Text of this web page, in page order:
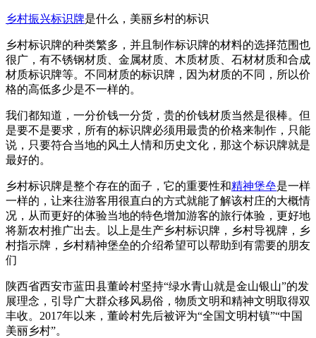
乡村振兴标识牌是什么，美丽乡村的标识
乡村标识牌的种类繁多，并且制作标识牌的材料的选择范围也
很广，有不锈钢材质、金属材质、木质材质、石材材质和合成
材质标识牌等。不同材质的标识牌，因为材质的不同，所以价
格的高低多少是不一样的。
我们都知道，一分价钱一分货，贵的价钱材质当然是很棒。但
是要不是要求，所有的标识牌必须用最贵的价格来制作，只能
说，只要符合当地的风土人情和历史文化，那这个标识牌就是
最好的。
乡村标识牌是整个存在的面子，它的重要性和精神堡垒是一样
一样的，让来往游客用很直白的方式就能了解该村庄的大概情
况，从而更好的体验当地的特色增加游客的旅行体验，更好地
将新农村推广出去。以上是生产乡村标识牌，乡村导视牌，乡
村指示牌，乡村精神堡垒的介绍希望可以帮助到有需要的朋友
们
陕西省西安市蓝田县董岭村坚持“绿水青山就是金山银山”的发
展理念，引导广大群众移风易俗，物质文明和精神文明取得双
丰收。2017年以来，董岭村先后被评为“全国文明村镇”“中国
美丽乡村”。